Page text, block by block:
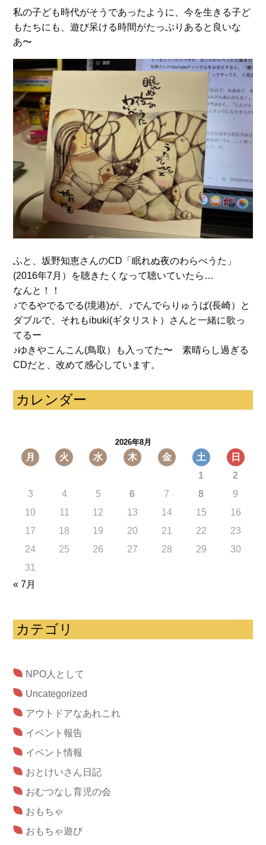
私の子ども時代がそうであったように、今を生きる子ど
もたちにも、遊び呆ける時間がたっぷりあると良いな
あ〜
ふと、坂野知恵さんのCD「眠れぬ夜のわらべうた」
(2016年7月）を聴きたくなって聴いていたら…
なんと！！
♪でるやでるでる(境港)が、♪でんでらりゅうば(長崎）と
ダブルで、それもibuki(ギタリスト）さんと一緒に歌っ
てるー
♪ゆきやこんこん(鳥取）も入ってた〜 素晴らし過ぎる
CDだと、改めて感心しています。
カレンダー
2026年8月
月 火 水 木 金 土
日
1
2
3
4 5 6 7 8
9
10
11 12 13 14 15
16
17
18 19 20 21 22
23
24
25 26 27 28 29
30
31
« 7月
カテゴリ
NPO人として
Uncategorized
アウトドアなあれこれ
イベント報告
イベント情報
おとけいさん日記
おむつなし育児の会
おもちゃ
おもちゃ遊び